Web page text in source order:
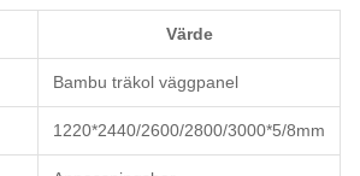
Värde
Bambu träkol väggpanel
1220*2440/2600/2800/3000*5/8mm